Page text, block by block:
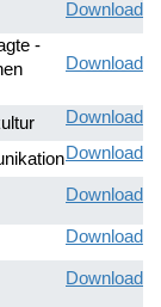
Download
-
Download
Download
Download
Download
Download
Download